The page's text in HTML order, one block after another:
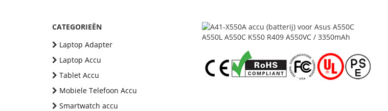
CATEGORIEËN
Laptop Adapter
Laptop Accu
Tablet Accu
Mobiele Telefoon Accu
Smartwatch accu